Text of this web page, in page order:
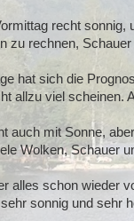
recht
zu rechnen,
hat sich die
allzu viel scheinen.
auch mit Sonne,
Wolken, Schauer
alles schon wieder
sonnig und sehr